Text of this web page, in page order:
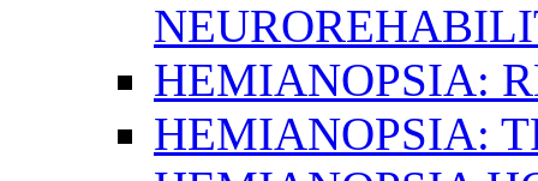
HEMIANOPSIA:
HEMIANOPSIA: